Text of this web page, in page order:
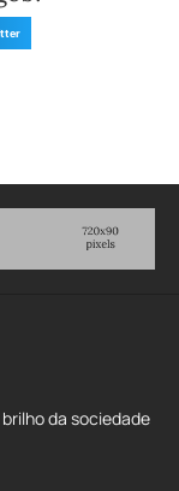
da sociedade